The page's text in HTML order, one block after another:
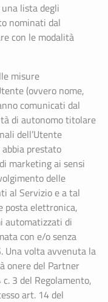
lista degli
nominati dal
con le modalità
misure
(ovvero nome,
comunicati dal
di autonomo titolare
dell’Utente
prestato
marketing ai sensi
delle
al Servizio e a tal
posta elettronica,
automatizzati di
con e/o senza
Una volta avvenuta la
onere del Partner
3 del Regolamento,
art. 14 del